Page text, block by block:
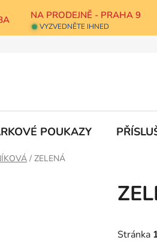
NA PRODEJNĚ - PRAHA 9
VYZVEDNĚTE IHNED
POUKAZY
/ ZELENÁ
Stránka